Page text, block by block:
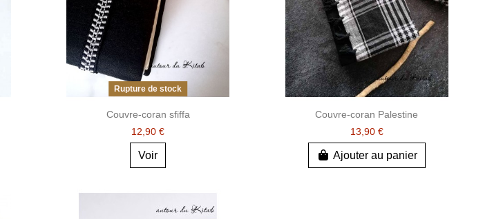
Rupture de stock
Couvre-coran sfiffa
12,90 €
Voir
Couvre-coran Palestine
13,90 €
Ajouter au panier